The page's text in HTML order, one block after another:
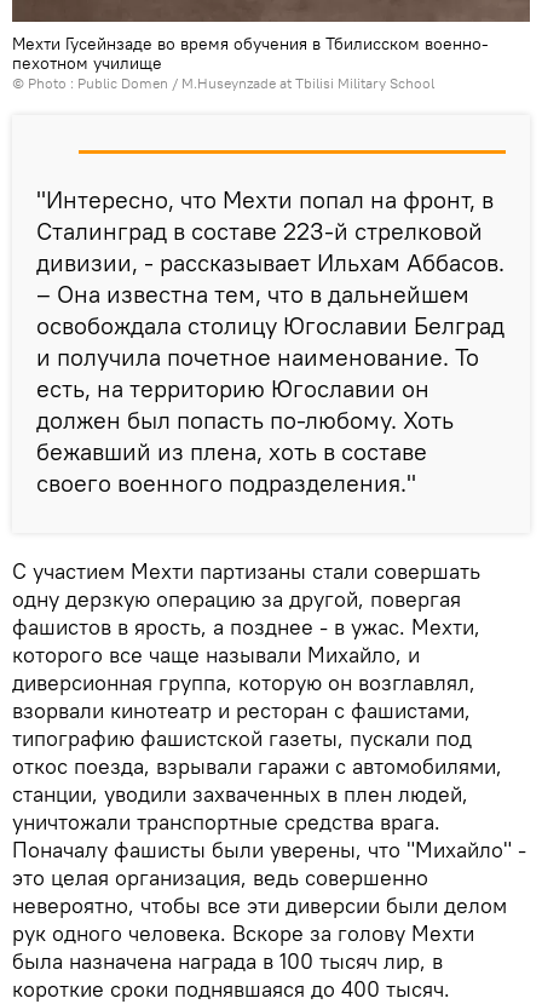
Мехти Гусейнзаде во время обучения в Тбилисском военно-
пехотном училище
© Photo : Public Domen / M.Huseynzade at Tbilisi Military School
"Интересно, что Мехти попал на фронт, в
Сталинград в составе 223-й стрелковой
дивизии, - рассказывает Ильхам Аббасов.
– Она известна тем, что в дальнейшем
освобождала столицу Югославии Белград
и получила почетное наименование. То
есть, на территорию Югославии он
должен был попасть по-любому. Хоть
бежавший из плена, хоть в составе
своего военного подразделения."
С участием Мехти партизаны стали совершать
одну дерзкую операцию за другой, повергая
фашистов в ярость, а позднее - в ужас. Мехти,
которого все чаще называли Михайло, и
диверсионная группа, которую он возглавлял,
взорвали кинотеатр и ресторан с фашистами,
типографию фашистской газеты, пускали под
откос поезда, взрывали гаражи с автомобилями,
станции, уводили захваченных в плен людей,
уничтожали транспортные средства врага.
Поначалу фашисты были уверены, что "Михайло" -
это целая организация, ведь совершенно
невероятно, чтобы все эти диверсии были делом
рук одного человека. Вскоре за голову Мехти
была назначена награда в 100 тысяч лир, в
короткие сроки поднявшаяся до 400 тысяч.